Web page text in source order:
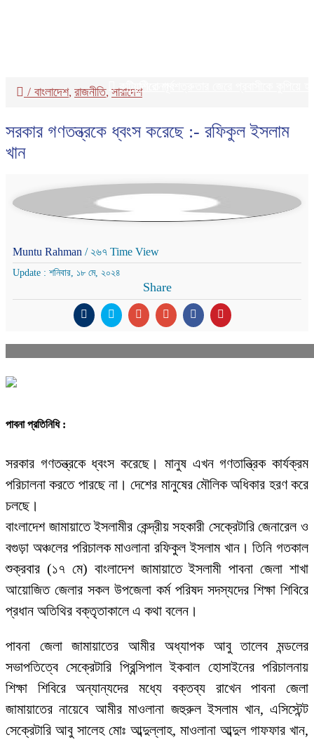
শিরোনাম:
কটিয়াদীতে পূর্বশত্রুতার জেরে প্রবাসীকে কুপিয়ে
/ বাংলাদেশ, রাজনীতি, সারাদেশ
সরকার গণতন্ত্রকে ধ্বংস করেছে :- রফিকুল ইসলাম
খান
Muntu Rahman / ২৬৭ Time View
Update : শনিবার, ১৮ মে, ২০২৪
Share
পাবনা প্রতিনিধি :
সরকার গণতন্ত্রকে ধ্বংস করেছে। মানুষ এখন গণতান্ত্রিক কার্যক্রম
পরিচালনা করতে পারছে না। দেশের মানুষের মৌলিক অধিকার হরণ করে
চলছে।
বাংলাদেশ জামায়াতে ইসলামীর কেন্দ্রীয় সহকারী সেক্রেটারি জেনারেল ও
বগুড়া অঞ্চলের পরিচালক মাওলানা রফিকুল ইসলাম খান। তিনি গতকাল
শুক্রবার (১৭ মে) বাংলাদেশ জামায়াতে ইসলামী পাবনা জেলা শাখা
আয়োজিত জেলার সকল উপজেলা কর্ম পরিষদ সদস্যদের শিক্ষা শিবিরে
প্রধান অতিথির বক্তৃতাকালে এ কথা বলেন।
পাবনা জেলা জামায়াতের আমীর অধ্যাপক আবু তালেব মন্ডলের
সভাপতিত্বে সেক্রেটারি প্রিন্সিপাল ইকবাল হোসাইনের পরিচালনায়
শিক্ষা শিবিরে অন্যান্যদের মধ্যে বক্তব্য রাখেন পাবনা জেলা
জামায়াতের নায়েবে আমীর মাওলানা জহুরুল ইসলাম খান, এসিস্টেন্ট
সেক্রেটারি আবু সালেহ মোঃ আব্দুল্লাহ, মাওলানা আব্দুল গাফফার খান,